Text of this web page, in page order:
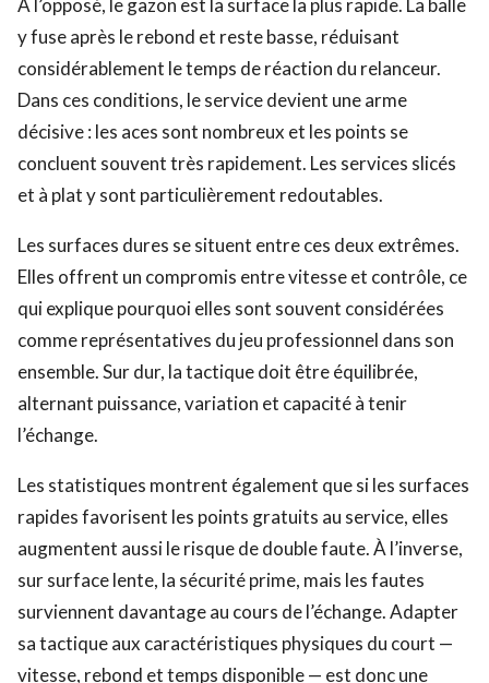
À l’opposé, le gazon est la surface la plus rapide. La balle
y fuse après le rebond et reste basse, réduisant
considérablement le temps de réaction du relanceur.
Dans ces conditions, le service devient une arme
décisive : les aces sont nombreux et les points se
concluent souvent très rapidement. Les services slicés
et à plat y sont particulièrement redoutables.
Les surfaces dures se situent entre ces deux extrêmes.
Elles offrent un compromis entre vitesse et contrôle, ce
qui explique pourquoi elles sont souvent considérées
comme représentatives du jeu professionnel dans son
ensemble. Sur dur, la tactique doit être équilibrée,
alternant puissance, variation et capacité à tenir
l’échange.
Les statistiques montrent également que si les surfaces
rapides favorisent les points gratuits au service, elles
augmentent aussi le risque de double faute. À l’inverse,
sur surface lente, la sécurité prime, mais les fautes
surviennent davantage au cours de l’échange. Adapter
sa tactique aux caractéristiques physiques du court —
vitesse, rebond et temps disponible — est donc une